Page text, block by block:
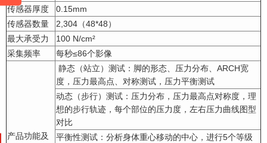
传感器厚度
0.15mm
传感器数量
2,304（48*48）
最大承受力
100 N/cm²
采集频率
每秒≤86个影像
产品功能及
静态（站立）测试：脚的形态、压力分布、ARCH宽
度，压力最高点、对称测试，压力平衡测试
动态（步行）测试：压力分布，压力最高点对称度，理
想的步行轨迹，每个部位的压力度，左右压力曲线图型
对比
平衡性测试：分析身体重心移动的中心，进行5个等级